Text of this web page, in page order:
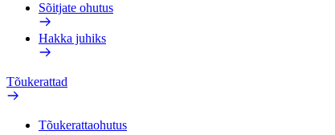
Sõitjate ohutus
Hakka juhiks
Tõukerattad
Tõukerattaohutus